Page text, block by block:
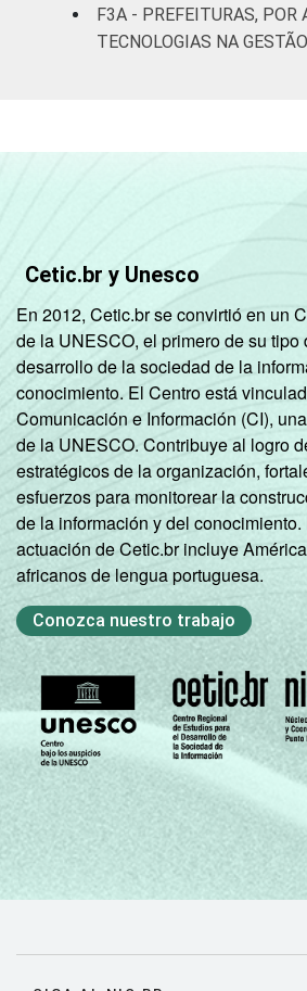
brasileiro - TIC Governo
F3A - PREFEITURAS, POR
TECNOLOGIAS NA
Cetic.br y Unesco
En 2012, Cetic.br se convirtió en un
de la UNESCO, el primero de su tipo
desarrollo de la sociedad de la
conocimiento. El Centro está
Comunicación e Información (CI),
de la UNESCO. Contribuye al logro
estratégicos de la organización,
esfuerzos para monitorear la
de la información y del
actuación de Cetic.br incluye
africanos de lengua portuguesa.
Conozca nuestro trabajo